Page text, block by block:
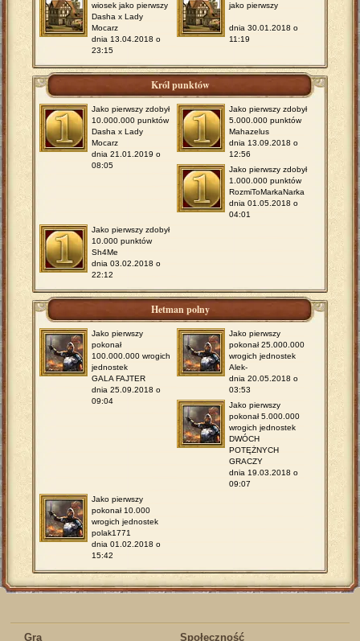
wiosek jako pierwszy
Dasha x Lady
Mocarz
dnia 13.04.2018 o
23:15
jako pierwszy
dnia 30.01.2018 o
11:19
Król punktów
Jako pierwszy zdobył
10.000.000 punktów
Dasha x Lady
Mocarz
dnia 21.01.2019 o
08:05
Jako pierwszy zdobył
5.000.000 punktów
Mahazelus
dnia 13.09.2018 o
12:56
Jako pierwszy zdobył
1.000.000 punktów
RozmiToMarkaNarka
dnia 01.05.2018 o
04:01
Jako pierwszy zdobył
10.000 punktów
Sh4Me
dnia 03.02.2018 o
22:12
Hetman polny
Jako pierwszy
pokonał
100.000.000 wrogich
jednostek
GALA FAJTER
dnia 25.09.2018 o
09:04
Jako pierwszy
pokonał 25.000.000
wrogich jednostek
Alek-
dnia 20.05.2018 o
03:53
Jako pierwszy
pokonał 5.000.000
wrogich jednostek
DWÓCH
POTĘŻNYCH
GRACZY
dnia 19.03.2018 o
09:07
Jako pierwszy
pokonał 10.000
wrogich jednostek
polak1771
dnia 01.02.2018 o
15:42
Gra Społeczność